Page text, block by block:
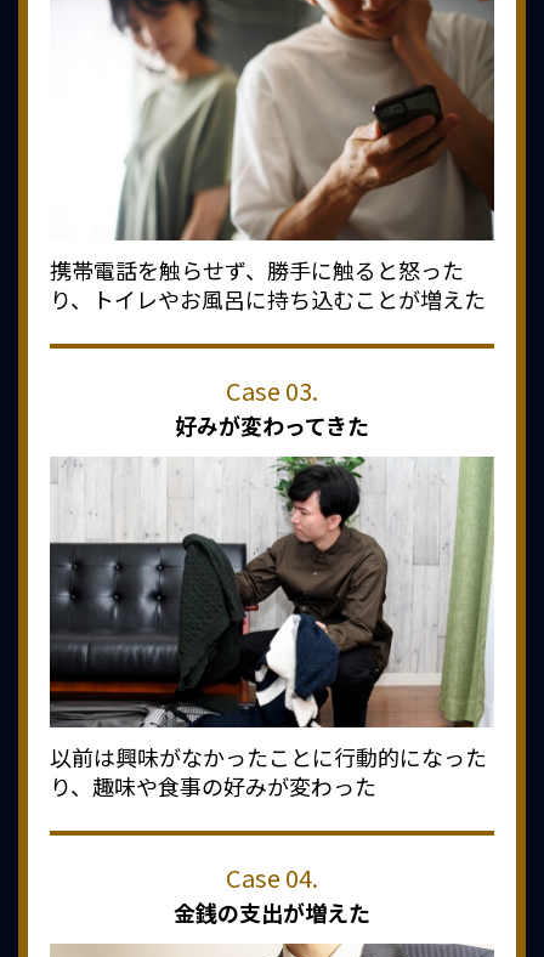
携帯電話を触らせず、勝手に触ると怒った
り、トイレやお風呂に持ち込むことが増えた
好みが変わってきた
以前は興味がなかったことに行動的になった
り、趣味や食事の好みが変わった
金銭の支出が増えた